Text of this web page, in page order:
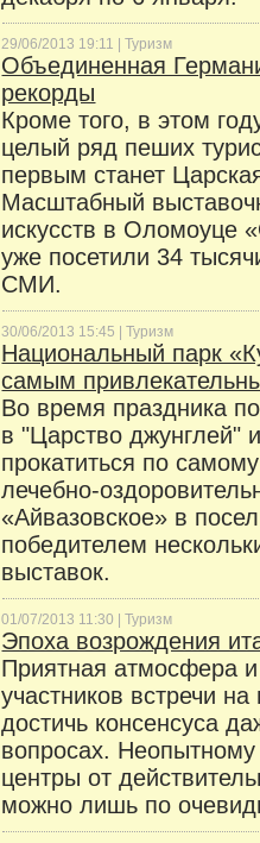
29/06/2013 19:11 |Туризм
Объединенная
рекорды
Кроме того, в этом
целый ряд пеших
первым станет
Масштабный
искусств в Оломоуце
уже посетили 34
СМИ.
30/06/2013 15:45 |Туризм
Национальный парк
самым
Во время праздника
в "Царство джунглей"
прокатиться по
лечебно-
«Айвазовское» в
победителем
выставок.
01/07/2013 11:30 |Туризм
Эпоха возрождения
Приятная атмосфера
участников встречи
достичь консенсуса
вопросах. Неопытному
центры от
можно лишь по